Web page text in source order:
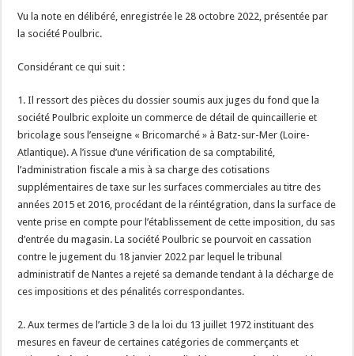
Vu la note en délibéré, enregistrée le 28 octobre 2022, présentée par
la société Poulbric.
Considérant ce qui suit :
1. Il ressort des pièces du dossier soumis aux juges du fond que la
société Poulbric exploite un commerce de détail de quincaillerie et
bricolage sous l’enseigne « Bricomarché » à Batz-sur-Mer (Loire-
Atlantique). A l’issue d’une vérification de sa comptabilité,
l’administration fiscale a mis à sa charge des cotisations
supplémentaires de taxe sur les surfaces commerciales au titre des
années 2015 et 2016, procédant de la réintégration, dans la surface de
vente prise en compte pour l’établissement de cette imposition, du sas
d’entrée du magasin. La société Poulbric se pourvoit en cassation
contre le jugement du 18 janvier 2022 par lequel le tribunal
administratif de Nantes a rejeté sa demande tendant à la décharge de
ces impositions et des pénalités correspondantes.
2. Aux termes de l’article 3 de la loi du 13 juillet 1972 instituant des
mesures en faveur de certaines catégories de commerçants et